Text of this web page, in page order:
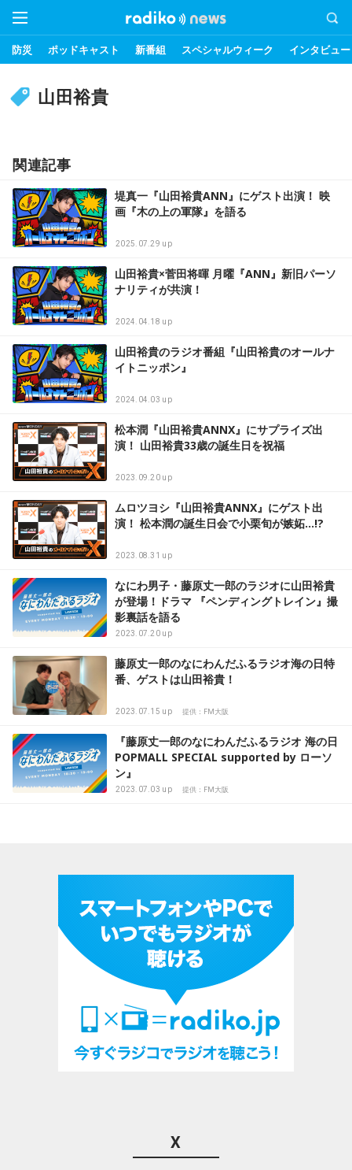
防災 ポッドキャスト 新番組 スペシャルウィーク インタビュー
山田裕貴
関連記事
堤真一『山田裕貴ANN』にゲスト出演！ 映
画『木の上の軍隊』を語る
2025.07.29 up
山田裕貴×菅田将暉 月曜『ANN』新旧パーソ
ナリティが共演！
2024.04.18 up
山田裕貴のラジオ番組『山田裕貴のオールナ
イトニッポン』
2024.04.03 up
松本潤『山田裕貴ANNX』にサプライズ出
演！ 山田裕貴33歳の誕生日を祝福
2023.09.20 up
ムロツヨシ『山田裕貴ANNX』にゲスト出
演！ 松本潤の誕生日会で小栗旬が嫉妬…!?
2023.08.31 up
なにわ男子・藤原丈一郎のラジオに山田裕貴
が登場！ドラマ 『ペンディングトレイン』撮
影裏話を語る
2023.07.20 up
藤原丈一郎のなにわんだふるラジオ海の日特
番、ゲストは山田裕貴！
2023.07.15 up 提供：FM大阪
『藤原丈一郎のなにわんだふるラジオ 海の日
POPMALL SPECIAL supported by ローソ
ン』
2023.07.03 up 提供：FM大阪
X